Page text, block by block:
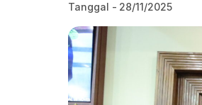
Tanggal - 28/11/2025